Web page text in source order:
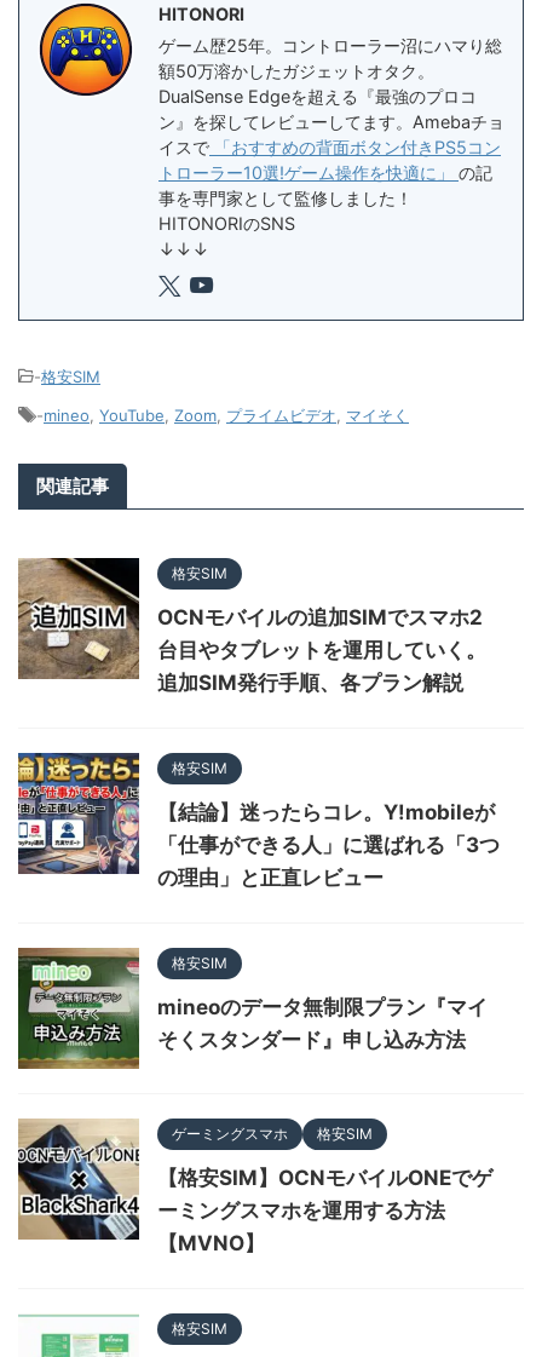
HITONORI
ゲーム歴25年。コントローラー沼にハマり総
額50万溶かしたガジェットオタク。
DualSense Edgeを超える『最強のプロコ
ン』を探してレビューしてます。Amebaチョ
イスで 「おすすめの背面ボタン付きPS5コン
トローラー10選!ゲーム操作を快適に」 の記
事を専門家として監修しました！
HITONORIのSNS
↓↓↓
-格安SIM
-mineo YouTube Zoom プライムビデオ マイそく
関連記事
格安SIM
OCNモバイルの追加SIMでスマホ2
台目やタブレットを運用していく。
追加SIM発行手順、各プラン解説
格安SIM
【結論】迷ったらコレ。Y!mobileが
「仕事ができる人」に選ばれる「3つ
の理由」と正直レビュー
格安SIM
mineoのデータ無制限プラン『マイ
そくスタンダード』申し込み方法
ゲーミングスマホ 格安SIM
【格安SIM】OCNモバイルONEでゲ
ーミングスマホを運用する方法
【MVNO】
格安SIM